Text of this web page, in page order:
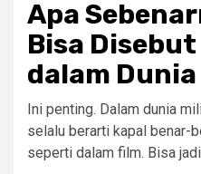
Apa
Bisa
dalam
Ini penting. Dalam dunia
selalu berarti kapal benar-
seperti dalam film. Bisa